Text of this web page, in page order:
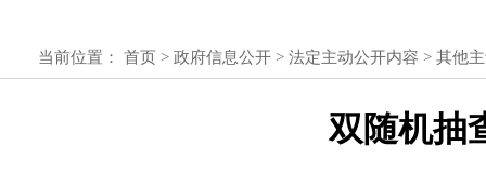
当前位置： 首页 > 政府信息公开 > 法定主动公开内容 > 其他
双随机抽